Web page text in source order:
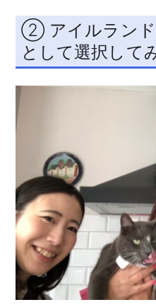
② アイルランド
として選択して